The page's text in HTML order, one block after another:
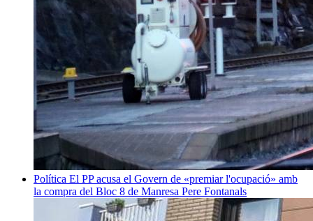
Política El PP acusa el Govern de «premiar l'ocupació» amb
la compra del Bloc 8 de Manresa Pere Fontanals